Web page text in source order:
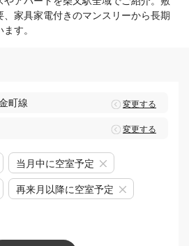
家具家電付きのマンスリーから長期
す。
町線 変更する
変更する
当月中に空室予定
再来月以降に空室予定